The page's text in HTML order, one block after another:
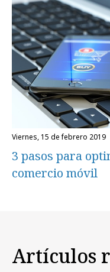
viernes, 15 de febrero 2019
3 pasos para
comercio móvil
Artículos